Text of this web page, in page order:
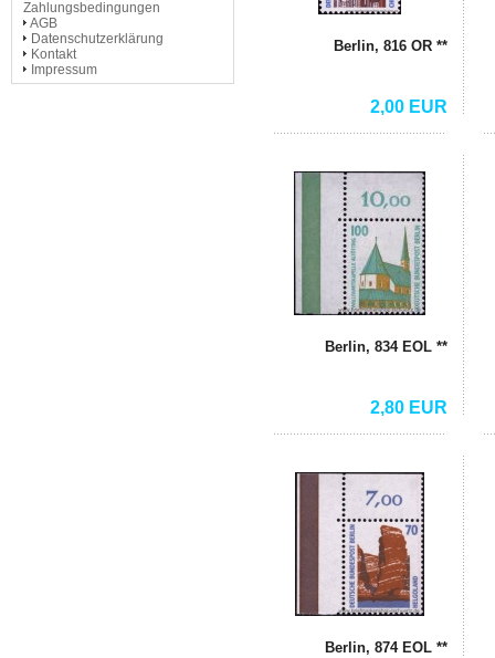
Berlin, 816 OR **
2,00 EUR
Berlin, 834 EOL **
2,80 EUR
Berlin, 874 EOL **
Zahlungsbedingungen
AGB
Datenschutzerklärung
Kontakt
Impressum